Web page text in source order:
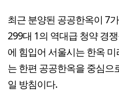
최근 분양된 공공한옥이 7
299대 1의 역대급 청약 경
에 힘입어 서울시는 한옥
는 한편 공공한옥을 중심으
일 방침이다.